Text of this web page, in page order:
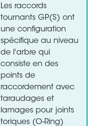
Les raccords
tournants GP(S) ont
une configuration
spécifique au niveau
de l'arbre qui
consiste en des
points de
raccordement avec
taraudages et
lamages pour joints
toriques (O-Ring)